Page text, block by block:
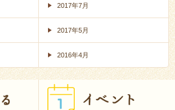
2017年7月
2017年5月
2016年4月